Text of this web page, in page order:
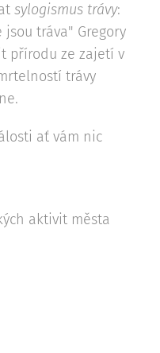
sylogismus trávy:
tráva" Gregory
přírodu ze zajetí v
trávy
ať vám nic
aktivit města